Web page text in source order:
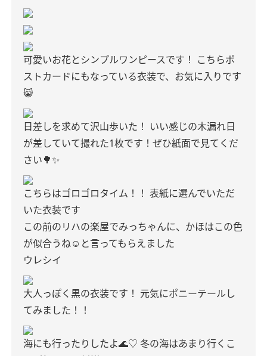
可愛いお花とシンプルワンピースです！ こちらポ
ストカードにもなっている衣装で、お気に入りです
😸
日差しを求めて沢山歩いた！ いい感じの木漏れ日
が差していて撮れた1枚です！ぜひ紙面で見てくだ
さい🌳✨
こちらはゴロゴロタイム！！ 表紙に選んでいただ
いた衣装です
この前のリハの楽屋でみっちゃんに、かほはこの色
が似合うね☺️と言ってもらえました
ウレシイ
大人っぽく黒の衣装です！ 元気にポニーテールし
てみました！！
海にも行ったりしたよ🌊♡ 冬の海はあまり行くこ